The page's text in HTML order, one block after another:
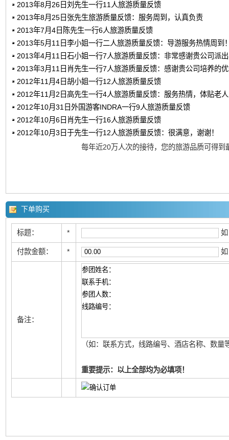
2013年8月26日刘先生一行11人旅游质量反馈
2013年8月25日张先生旅游质量反馈：服务周到，认真负责
2013年7月4日陈先生一行6人旅游质量反馈
2013年5月11日李小姐一行二人旅游质量反馈：导游服务热情周到
2013年4月11日石小姐一行7人旅游质量反馈：非常感谢贵公司派
2013年3月11日肖先生一行7人旅游质量反馈：感谢贵公司培养的
2012年11月4日胡小姐一行12人旅游质量反馈
2012年11月2日高先生一行4人旅游质量反馈：服务热情，体贴老
2012年10月31日外国游客INDRA一行9人旅游质量反馈
2012年10月6日肖先生一行16人旅游质量反馈
2012年10月3日于先生一行12人旅游质量反馈：很满意，谢谢！
每年近20万人次的接待，您的旅游品质可得到
下单购买
标题： *
付款金额： *
备注：
（如：联系方式，线路编号、酒店名称、数量
重要提示：以上全部均为必填项！